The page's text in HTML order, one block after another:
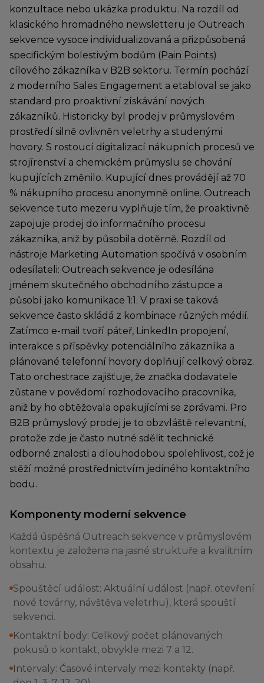
konzultace nebo ukázka produktu. Na rozdíl od
klasického hromadného newsletteru je Outreach
sekvence vysoce individualizovaná a přizpůsobená
specifickým bolestivým bodům (Pain Points)
cílového zákazníka v B2B sektoru. Termín pochází
z moderního Sales Engagement a etabloval se jako
standard pro proaktivní získávání nových
zákazníků. Historicky byl prodej v průmyslovém
prostředí silně ovlivněn veletrhy a studenými
hovory. S rostoucí digitalizací nákupních procesů ve
strojírenství a chemickém průmyslu se chování
kupujících změnilo. Kupující dnes provádějí až 70
% nákupního procesu anonymně online. Outreach
sekvence tuto mezeru vyplňuje tím, že proaktivně
zapojuje prodej do informačního procesu
zákazníka, aniž by působila dotěrně. Rozdíl od
nástroje Marketing Automation spočívá v osobním
odesílateli: Outreach sekvence je odesílána
jménem skutečného obchodního zástupce a
působí jako komunikace 1:1. V praxi se taková
sekvence často skládá z kombinace různých médií.
Zatímco e-mail tvoří páteř, LinkedIn propojení,
interakce s příspěvky potenciálního zákazníka a
plánované telefonní hovory doplňují celkový obraz.
Tato orchestrace zajišťuje, že značka dodavatele
zůstane v povědomí rozhodovacího pracovníka,
aniž by ho obtěžovala opakujícími se zprávami. Pro
B2B průmyslový prodej je to obzvláště relevantní,
protože zde je často nutné sdělit technické
odborné znalosti a dlouhodobou spolehlivost, což je
stěží možné prostřednictvím jediného kontaktního
bodu.
Komponenty moderní sekvence
Každá úspěšná Outreach sekvence v průmyslovém
kontextu je založena na jasné struktuře a kvalitním
obsahu.
Spouštěcí událost: Aktuální událost (např. otevření
nové továrny, návštěva veletrhu), která spouští
sekvenci.
Kontaktní body: Celkový počet plánovaných
pokusů o kontakt, obvykle mezi 7 a 12.
Intervaly: Časové intervaly mezi kontakty (např.